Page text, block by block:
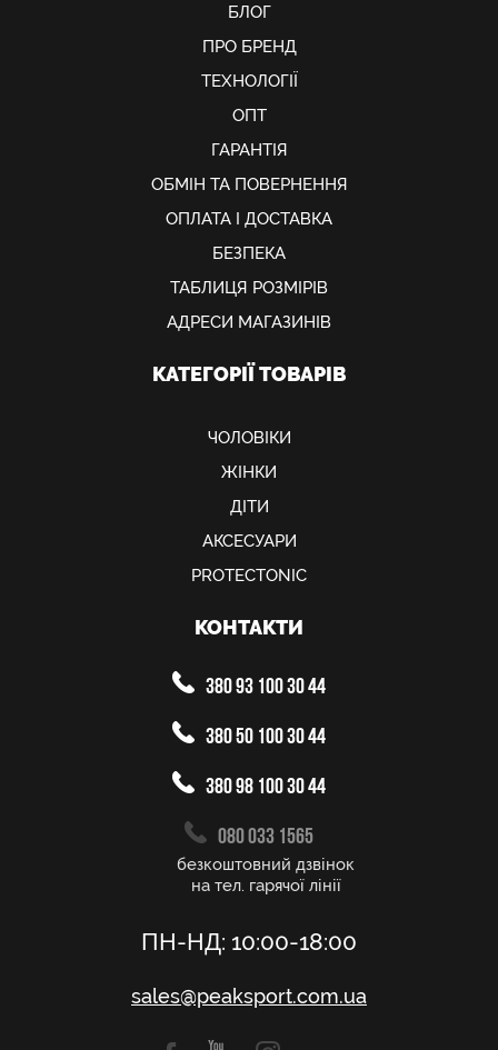
БЛОГ
ПРО БРЕНД
ТЕХНОЛОГІЇ
ОПТ
ГАРАНТІЯ
ОБМIН ТА ПОВЕРНЕННЯ
ОПЛАТА І ДОСТАВКА
БЕЗПЕКА
ТАБЛИЦЯ РОЗМІРІВ
АДРЕСИ МАГАЗИНІВ
КАТЕГОРІЇ ТОВАРІВ
ЧОЛОВІКИ
ЖІНКИ
ДІТИ
АКСЕСУАРИ
PROTECTONIC
КОНТАКТИ
380 93 100 30 44
380 50 100 30 44
380 98 100 30 44
080 033 1565
безкоштовний дзвінок
на тел. гарячої лінії
ПН-НД: 10:00-18:00
sales@peaksport.com.ua